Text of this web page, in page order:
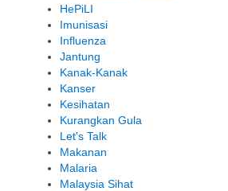
HePiLI
Imunisasi
Influenza
Jantung
Kanak-Kanak
Kanser
Kesihatan
Kurangkan Gula
Let's Talk
Makanan
Malaria
Malaysia Sihat